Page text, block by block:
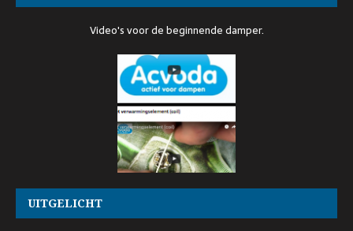
Video's voor de beginnende damper.
UITGELICHT